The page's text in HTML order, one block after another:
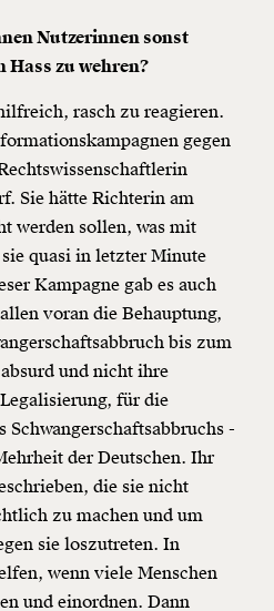
Nutzerinnen sonst
Hass zu wehren?
rasch zu reagieren.
gegen
Sie hätte Richterin am
werden sollen, was mit
quasi in letzter Minute
Kampagne gab es auch
voran die Behauptung,
bis zum
und nicht ihre
für die
-
der Deutschen. Ihr
die sie nicht
zu machen und um
sie loszutreten. In
wenn viele Menschen
und einordnen. Dann